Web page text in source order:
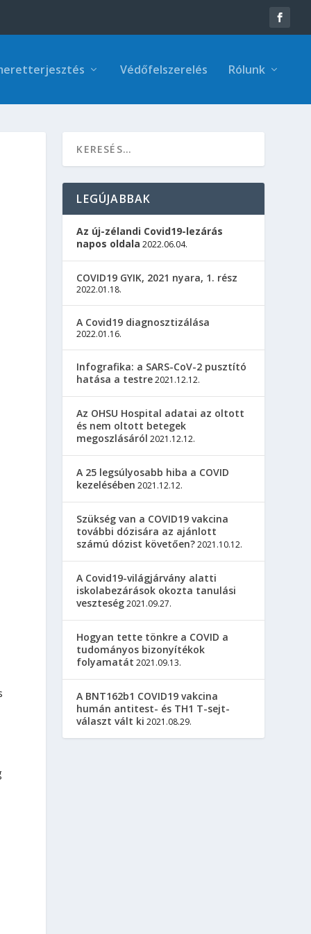
Védőfelszerelés Rólunk
LEGÚJABBAK
Az új-zélandi Covid19-lezárás
napos oldala 2022.06.04.
COVID19 GYIK, 2021 nyara, 1. rész
2022.01.18.
A Covid19 diagnosztizálása
2022.01.16.
Infografika: a SARS-CoV-2 pusztító
hatása a testre2021.12.12.
Az OHSU Hospital adatai az oltott
és nem oltott betegek
megoszlásáról 2021.12.12.
A 25 legsúlyosabb hiba a COVID
kezelésében 2021.12.12.
Szükség van a COVID19 vakcina
további dózisára az ajánlott
számú dózist követően?2021.10.12.
A Covid19-világjárvány alatti
iskolabezárások okozta tanulási
veszteség2021.09.27.
Hogyan tette tönkre a COVID a
tudományos bizonyítékok
folyamatát 2021.09.13.
A BNT162b1 COVID19 vakcina
humán antitest- és TH1 T-sejt-
választ vált ki 2021.08.29.